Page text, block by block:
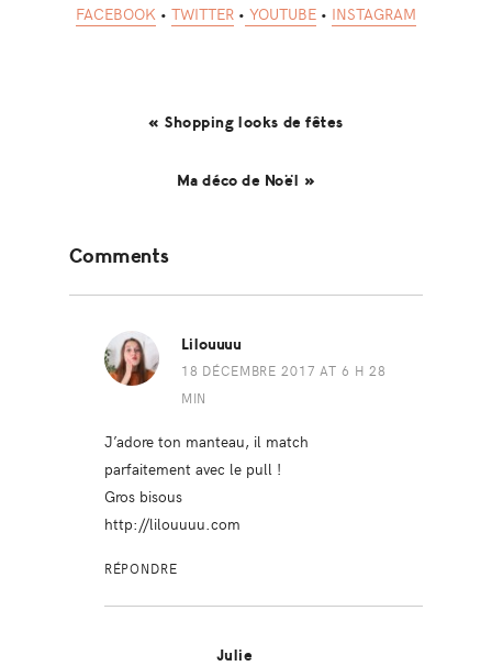
FACEBOOK • TWITTER • YOUTUBE • INSTAGRAM
« Shopping looks de fêtes
Ma déco de Noël »
Interactions
Comments
Lilouuuu
18 DÉCEMBRE 2017 AT 6 H 28
MIN
J’adore ton manteau, il match
parfaitement avec le pull !
Gros bisous
http://lilouuuu.com
RÉPONDRE
Julie